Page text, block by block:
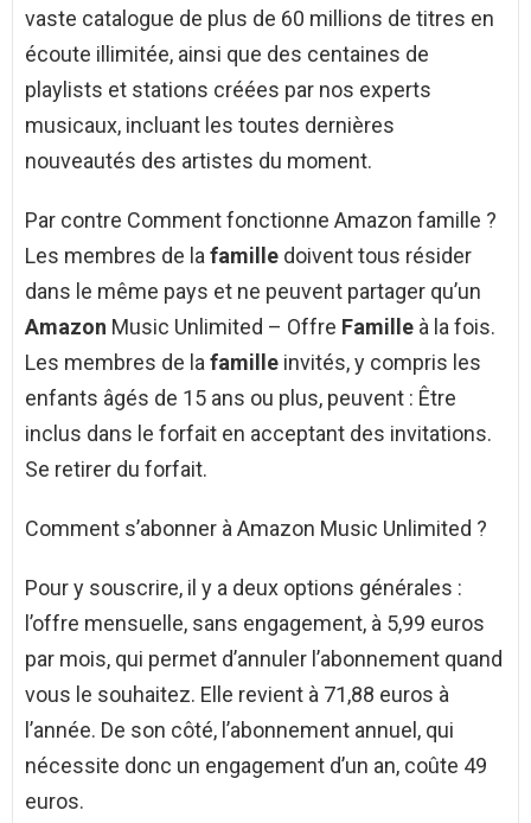
vaste catalogue de plus de 60 millions de titres en
écoute illimitée, ainsi que des centaines de
playlists et stations créées par nos experts
musicaux, incluant les toutes dernières
nouveautés des artistes du moment.
Par contre Comment fonctionne Amazon famille ?
Les membres de lafamille doivent tous résider
dans le même pays et ne peuvent partager qu’un
Amazon Music Unlimited – Offre Famille à la fois.
Les membres de lafamille invités, y compris les
enfants âgés de 15 ans ou plus, peuvent : Être
inclus dans le forfait en acceptant des invitations.
Se retirer du forfait.
Comment s’abonner à Amazon Music Unlimited ?
Pour y souscrire, il y a deux options générales :
l’offre mensuelle, sans engagement, à 5,99 euros
par mois, qui permet d’annuler l’abonnement quand
vous le souhaitez. Elle revient à 71,88 euros à
l’année. De son côté, l’abonnement annuel, qui
nécessite donc un engagement d’un an, coûte 49
euros.